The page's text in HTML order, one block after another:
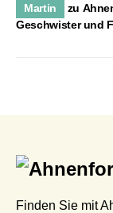
Martin zu
Geschwister und
Finden Sie mit